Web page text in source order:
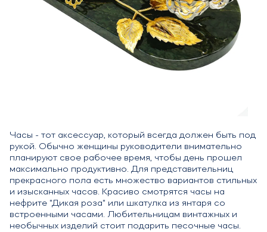
Часы - тот аксессуар, который всегда должен быть под
рукой. Обычно женщины руководители внимательно
планируют свое рабочее время, чтобы день прошел
максимально продуктивно. Для представительниц
прекрасного пола есть множество вариантов стильных
и изысканных часов. Красиво смотрятся часы на
нефрите "Дикая роза" или шкатулка из янтаря со
встроенными часами. Любительницам винтажных и
необычных изделий стоит подарить песочные часы.